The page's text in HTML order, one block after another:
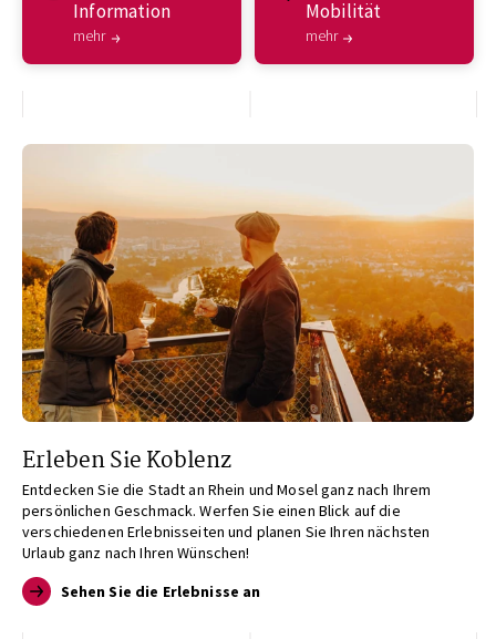
Information
mehr
Mobilität
mehr
Erleben Sie Koblenz
Entdecken Sie die Stadt an Rhein und Mosel ganz nach Ihrem
persönlichen Geschmack. Werfen Sie einen Blick auf die
verschiedenen Erlebnisseiten und planen Sie Ihren nächsten
Urlaub ganz nach Ihren Wünschen!
Sehen Sie die Erlebnisse an